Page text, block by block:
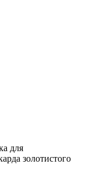
для
золотистого